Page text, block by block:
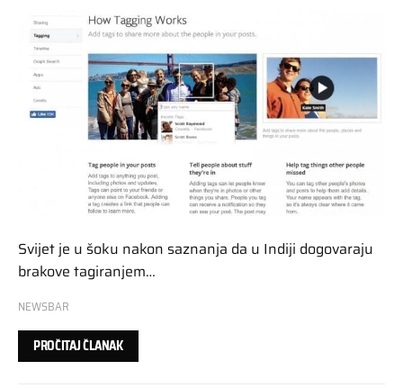
Svijet je u šoku nakon saznanja da u Indiji dogovaraju
brakove tagiranjem…
NEWSBAR
PROČITAJ ČLANAK